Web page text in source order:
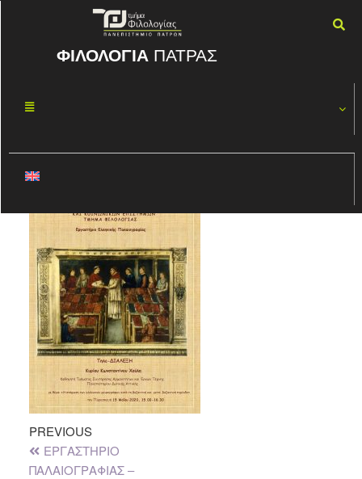
ΦΙΛΟΛΟΓΙΑ ΠΑΤΡΑΣ
14
By ΦΏΤΗΣ ΚΑΣΠΊΡΗΣ
PREVIOUS
ΕΡΓΑΣΤΗΡΙΟ
ΠΑΛΑΙΟΓΡΑΦΙΑΣ –